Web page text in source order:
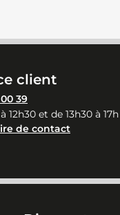
client
39
et de 13h30 à 17h
de contact